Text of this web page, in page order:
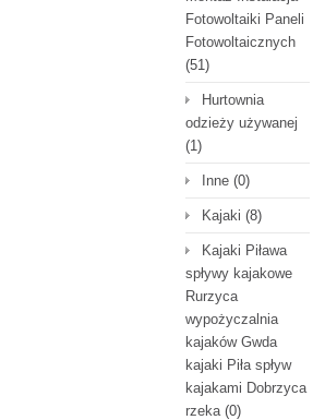
Fotowoltaiki Paneli
Fotowoltaicznych
(51)
Hurtownia
odzieży używanej
(1)
Inne (0)
Kajaki (8)
Kajaki Piława
spływy kajakowe
Rurzyca
wypożyczalnia
kajaków Gwda
kajaki Piła spływ
kajakami Dobrzyca
rzeka(0)